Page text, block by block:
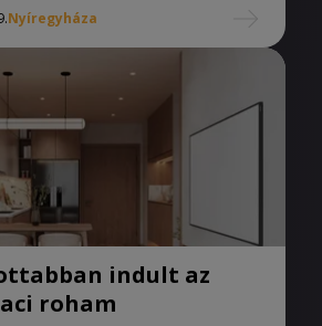
Nyíregyháza
indult az
roham